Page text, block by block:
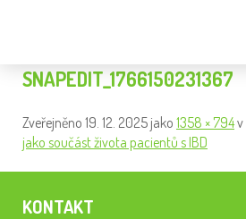
SNAPEDIT_1766150231367
Zveřejněno 19. 12. 2025 jako 1358 × 794v
jako součást života pacientů s IBD
KONTAKT